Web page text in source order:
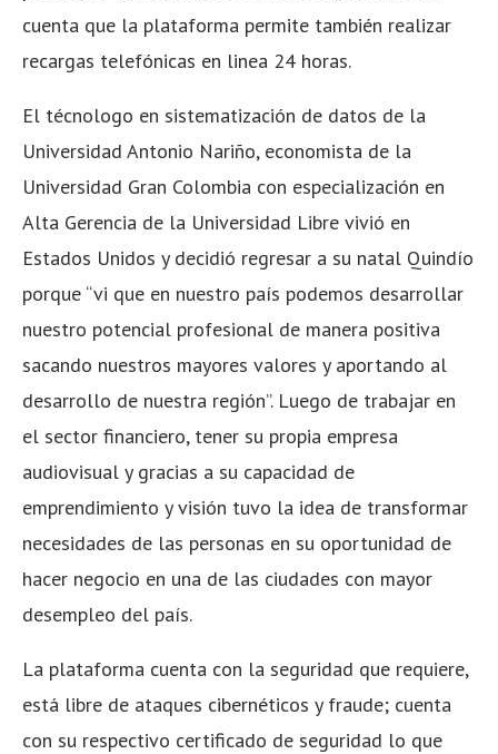
cuenta que la plataforma permite también realizar
recargas telefónicas en linea 24 horas.
El técnologo en sistematización de datos de la
Universidad Antonio Nariño, economista de la
Universidad Gran Colombia con especialización en
Alta Gerencia de la Universidad Libre vivió en
Estados Unidos y decidió regresar a su natal Quindío
porque “vi que en nuestro país podemos desarrollar
nuestro potencial profesional de manera positiva
sacando nuestros mayores valores y aportando al
desarrollo de nuestra región”. Luego de trabajar en
el sector financiero, tener su propia empresa
audiovisual y gracias a su capacidad de
emprendimiento y visión tuvo la idea de transformar
necesidades de las personas en su oportunidad de
hacer negocio en una de las ciudades con mayor
desempleo del país.
La plataforma cuenta con la seguridad que requiere,
está libre de ataques cibernéticos y fraude; cuenta
con su respectivo certificado de seguridad lo que